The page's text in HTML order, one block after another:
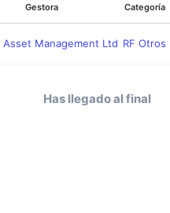
Gestora Categoría
Asset Management Ltd RF Otros
Has llegado al final